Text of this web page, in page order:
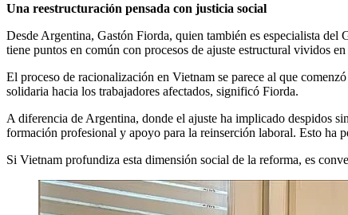
Una reestructuración pensada con justicia social
Desde Argentina, Gastón Fiorda, quien también es especialista
tiene puntos en común con procesos de ajuste estructural vividos
El proceso de racionalización en Vietnam se parece al que
solidaria hacia los trabajadores afectados, significó Fiorda.
A diferencia de Argentina, donde el ajuste ha implicado despidos
formación profesional y apoyo para la reinserción laboral. Esto ha
Si Vietnam profundiza esta dimensión social de la reforma, es